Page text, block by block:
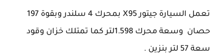
تعمل السيارة جيتور X95 بمحرك 4 سلندر وبقوة 197
حصان وسعة محرك 1.598لتر كما تمتلك خزان وقود
سعة 57 لتر بنزين .